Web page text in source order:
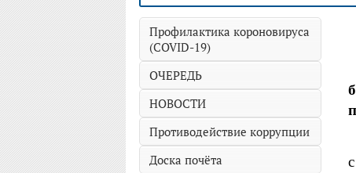
Профилактика короновируса
(COVID-19)
ОЧЕРЕДЬ
НОВОСТИ
Противодействие коррупции
Доска почёта